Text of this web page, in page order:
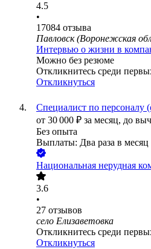
4.5
•
17084 отзыва
Павловск (Воронежская
Интервью о жизни в
Можно без резюме
Откликнитесь среди
Откликнуться
Специалист по персоналу
от 30 000 ₽ за месяц, до
Без опыта
Выплаты: Два раза в месяц
Национальная нерудная
3.6
•
27 отзывов
село Елизаветовка
Откликнитесь среди
Откликнуться